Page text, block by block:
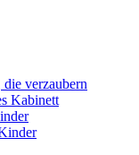
verzaubern
Kabinett